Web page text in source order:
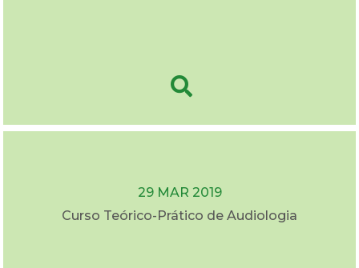
29 MAR 2019
Curso Teórico-Prático de Audiologia